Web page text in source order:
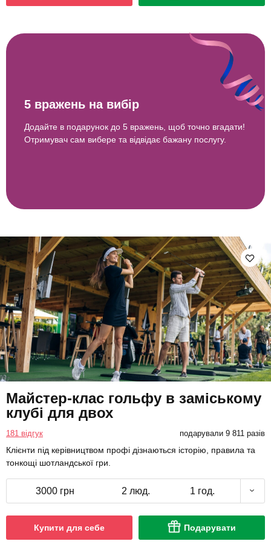
5 вражень на вибір
Додайте в подарунок до 5 вражень, щоб точно вгадати!
Отримувач сам вибере та відвідає бажану послугу.
Майстер-клас гольфу в заміському
клубі для двох
181 відгук подарували 9 811 разів
Клієнти під керівництвом профі дізнаються історію, правила та
тонкощі шотландської гри.
3000 грн 2 люд. 1 год.
Купити для себе Подарувати